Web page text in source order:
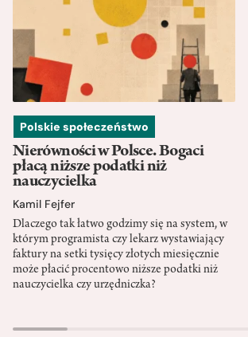
Polskie społeczeństwo
Nierówności w Polsce. Bogaci
płacą niższe podatki niż
nauczycielka
Kamil Fejfer
Dlaczego tak łatwo godzimy się na system, w
którym programista czy lekarz wystawiający
faktury na setki tysięcy złotych miesięcznie
może płacić procentowo niższe podatki niż
nauczycielka czy urzędniczka?